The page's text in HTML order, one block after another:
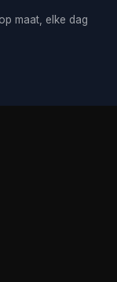
maat, elke dag